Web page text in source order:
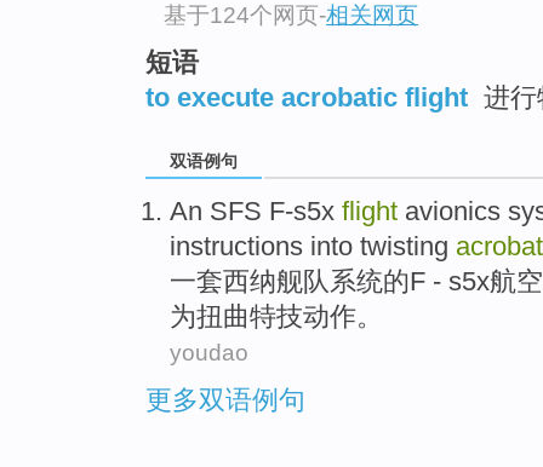
基于124个网页-相关网页
短语
to execute acrobatic flight 进
双语例句
An SFS F-s5x flight avionics
instructions into twisting
一套西纳舰队系统的F - s5x航
为扭曲特技动作。
youdao
更多双语例句